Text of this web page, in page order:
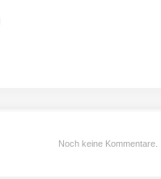
Noch keine Kommentare.